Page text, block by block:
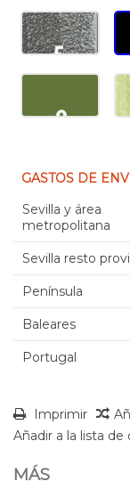
GASTOS DE
Sevilla y área
metropolitana
Sevilla resto
Península
Baleares
Portugal
Imprimir
Añadir a la lista de
MÁS